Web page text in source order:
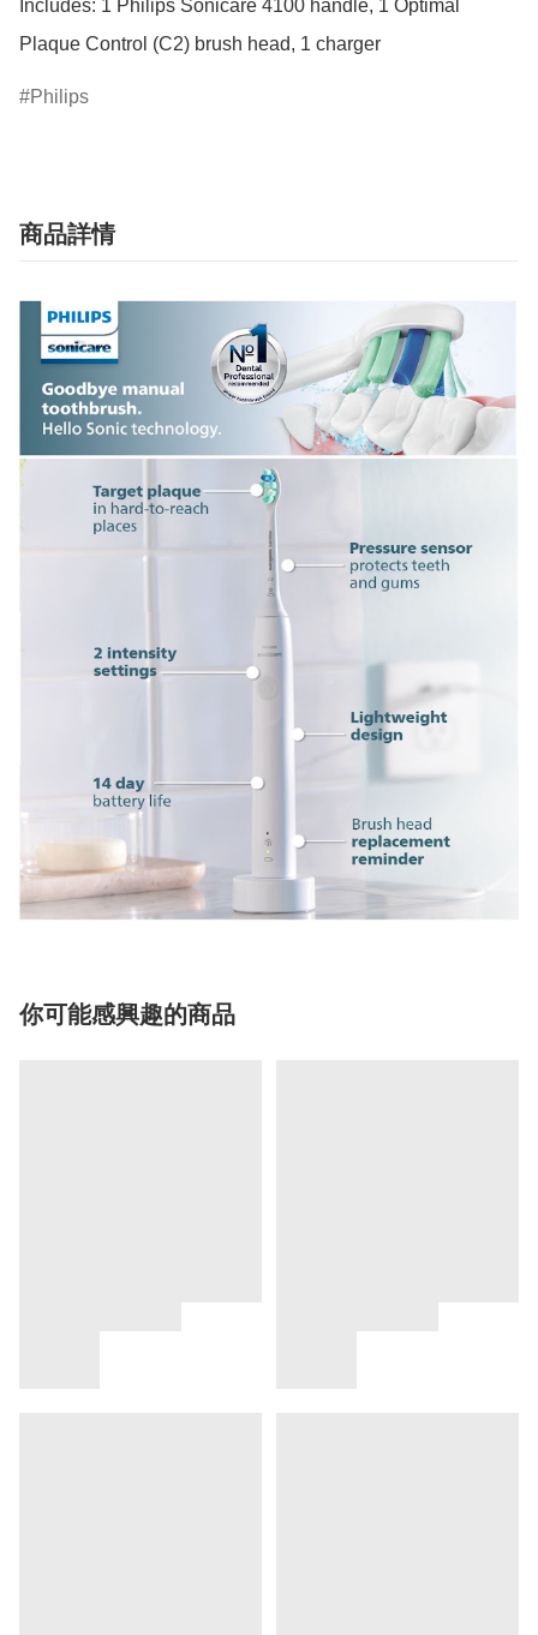
Includes: 1 Philips Sonicare 4100 handle, 1 Optimal
Plaque Control (C2) brush head, 1 charger
Philips
商品詳情
你可能感興趣的商品